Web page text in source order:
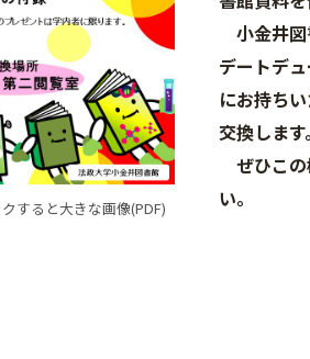
すると大きな画像(PDF)
小金井図
デートデ
にお持ち
交換します。
ぜひこの
い。